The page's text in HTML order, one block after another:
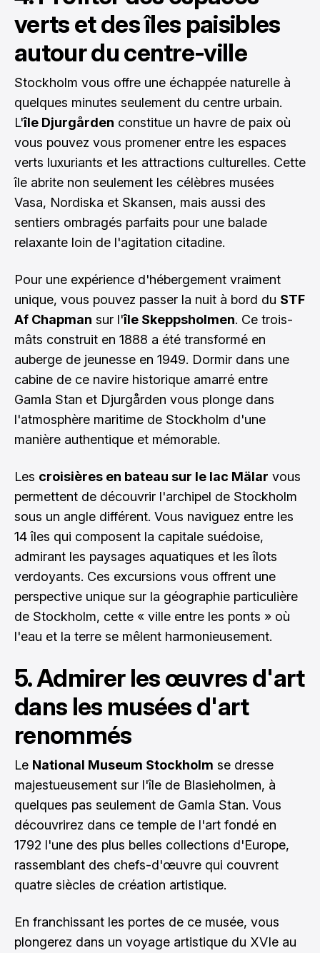
verts et des îles paisibles
autour du centre-ville
Stockholm vous offre une échappée naturelle à
quelques minutes seulement du centre urbain.
L'île Djurgården constitue un havre de paix où
vous pouvez vous promener entre les espaces
verts luxuriants et les attractions culturelles. Cette
île abrite non seulement les célèbres musées
Vasa, Nordiska et Skansen, mais aussi des
sentiers ombragés parfaits pour une balade
relaxante loin de l'agitation citadine.
Pour une expérience d'hébergement vraiment
unique, vous pouvez passer la nuit à bord du STF
Af Chapman sur l'île Skeppsholmen. Ce trois-
mâts construit en 1888 a été transformé en
auberge de jeunesse en 1949. Dormir dans une
cabine de ce navire historique amarré entre
Gamla Stan et Djurgården vous plonge dans
l'atmosphère maritime de Stockholm d'une
manière authentique et mémorable.
Les croisières en bateau sur le lac Mälar vous
permettent de découvrir l'archipel de Stockholm
sous un angle différent. Vous naviguez entre les
14 îles qui composent la capitale suédoise,
admirant les paysages aquatiques et les îlots
verdoyants. Ces excursions vous offrent une
perspective unique sur la géographie particulière
de Stockholm, cette « ville entre les ponts » où
l'eau et la terre se mêlent harmonieusement.
5. Admirer les œuvres d'art
dans les musées d'art
renommés
Le National Museum Stockholm se dresse
majestueusement sur l'île de Blasieholmen, à
quelques pas seulement de Gamla Stan. Vous
découvrirez dans ce temple de l'art fondé en
1792 l'une des plus belles collections d'Europe,
rassemblant des chefs-d'œuvre qui couvrent
quatre siècles de création artistique.
En franchissant les portes de ce musée, vous
plongerez dans un voyage artistique du XVIe au